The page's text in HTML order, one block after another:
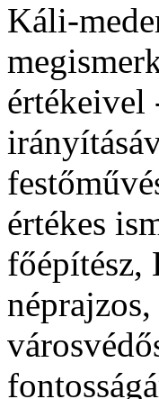
Káli-
értékeivel
értékes
főépítész,